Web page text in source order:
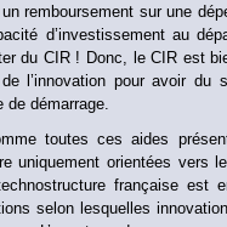
remboursement sur une
d’investissement au
du CIR ! Donc, le CIR est
l’innovation pour avoir du
de démarrage.
toutes ces aides
uniquement orientées vers
française est
selon lesquelles